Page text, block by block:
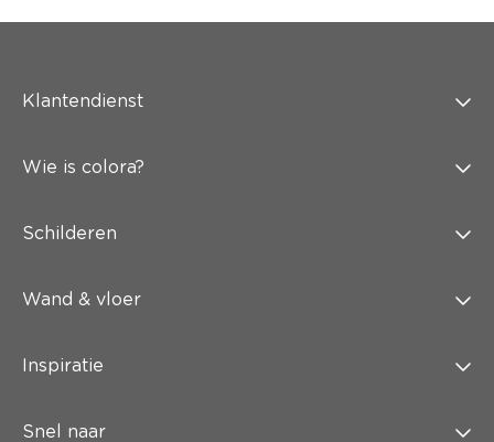
Klantendienst
Wie is colora?
Schilderen
Wand & vloer
Inspiratie
Snel naar